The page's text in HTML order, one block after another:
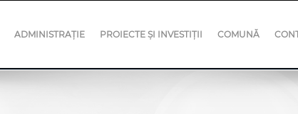
ADMINISTRAȚIE PROIECTE ȘI INVESTIȚII COMUNĂ